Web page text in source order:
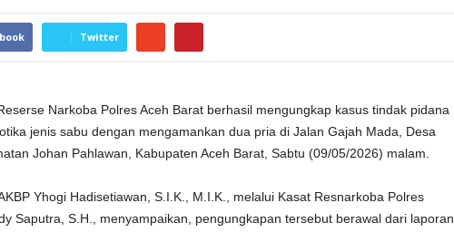
Twitter
Narkoba Polres Aceh Barat berhasil mengungkap kasus tindak pidana
jenis sabu dengan mengamankan dua pria di Jalan Gajah Mada, Desa
Johan Pahlawan, Kabupaten Aceh Barat, Sabtu (09/05/2026) malam.
Yhogi Hadisetiawan, S.I.K., M.I.K., melalui Kasat Resnarkoba Polres
Saputra, S.H., menyampaikan, pengungkapan tersebut berawal dari laporan